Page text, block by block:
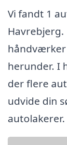
Vi fandt 1
håndværker
herunder. I
der flere
udvide din
autolakerer.